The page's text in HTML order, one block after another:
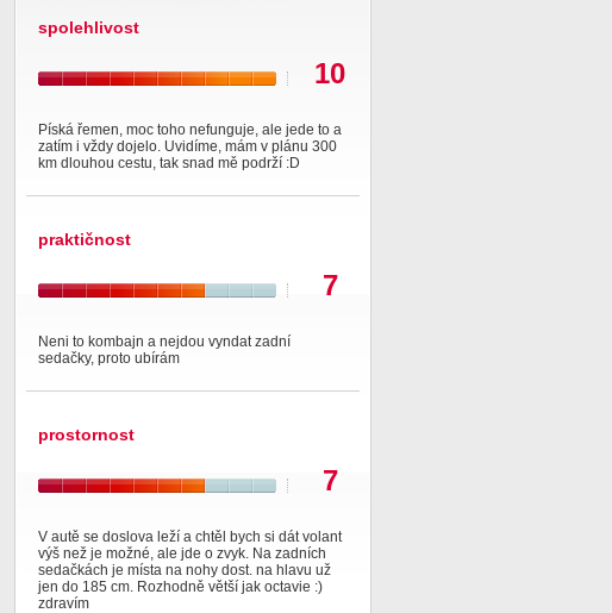
spolehlivost
10
Píská řemen, moc toho nefunguje, ale jede to a
zatím i vždy dojelo. Uvidíme, mám v plánu 300
km dlouhou cestu, tak snad mě podrží :D
praktičnost
7
Neni to kombajn a nejdou vyndat zadní
sedačky, proto ubírám
prostornost
7
V autě se doslova leží a chtěl bych si dát volant
výš než je možné, ale jde o zvyk. Na zadních
sedačkách je místa na nohy dost. na hlavu už
jen do 185 cm. Rozhodně větší jak octavie :)
zdravím